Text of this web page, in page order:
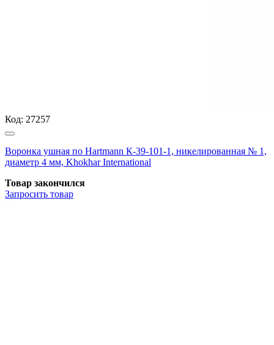
Код: 27257
Воронка ушная по Hartmann К-39-101-1, никелированная № 1,
диаметр 4 мм, Khokhar International
Товар закончился
Запросить товар